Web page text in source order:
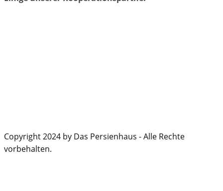
Copyright 2024 by Das Persienhaus - Alle Rechte
vorbehalten.